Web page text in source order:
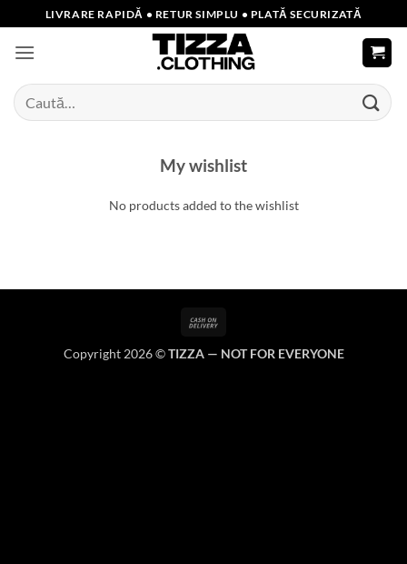
to
content
LIVRARE RAPIDĂ • RETUR SIMPLU • PLATĂ SECURIZATĂ
Caută
după:
My wishlist
No products added to the wishlist
Delivery
Copyright 2026 ©TIZZA — NOT FOR EVERYONE